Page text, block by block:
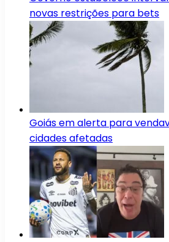
novas restrições para bets
Goiás em alerta para
cidades afetadas